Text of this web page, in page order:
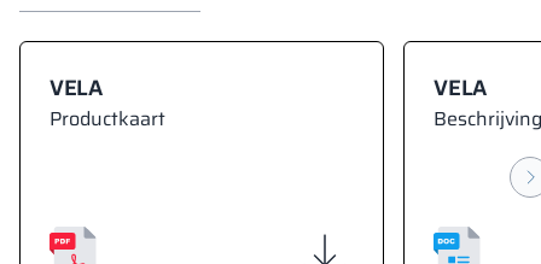
VELA
Productkaart
VELA